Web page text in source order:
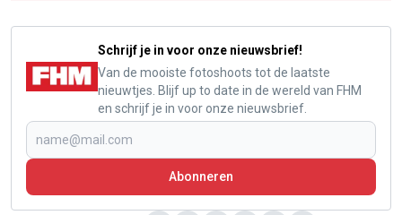
Schrijf je in voor onze nieuwsbrief!
Van de mooiste fotoshoots tot de laatste
nieuwtjes. Blijf up to date in de wereld van FHM
en schrijf je in voor onze nieuwsbrief.
Abonneren